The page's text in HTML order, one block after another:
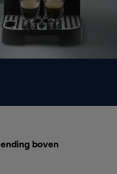
boven